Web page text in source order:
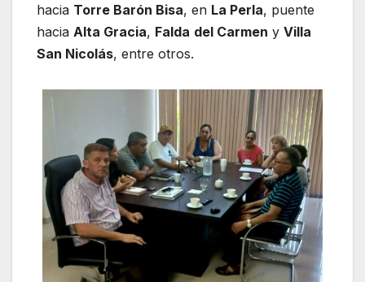
hacia Torre Barón Bisa, en La Perla, puente
hacia Alta Gracia, Falda del Carmen y Villa
San Nicolás, entre otros.